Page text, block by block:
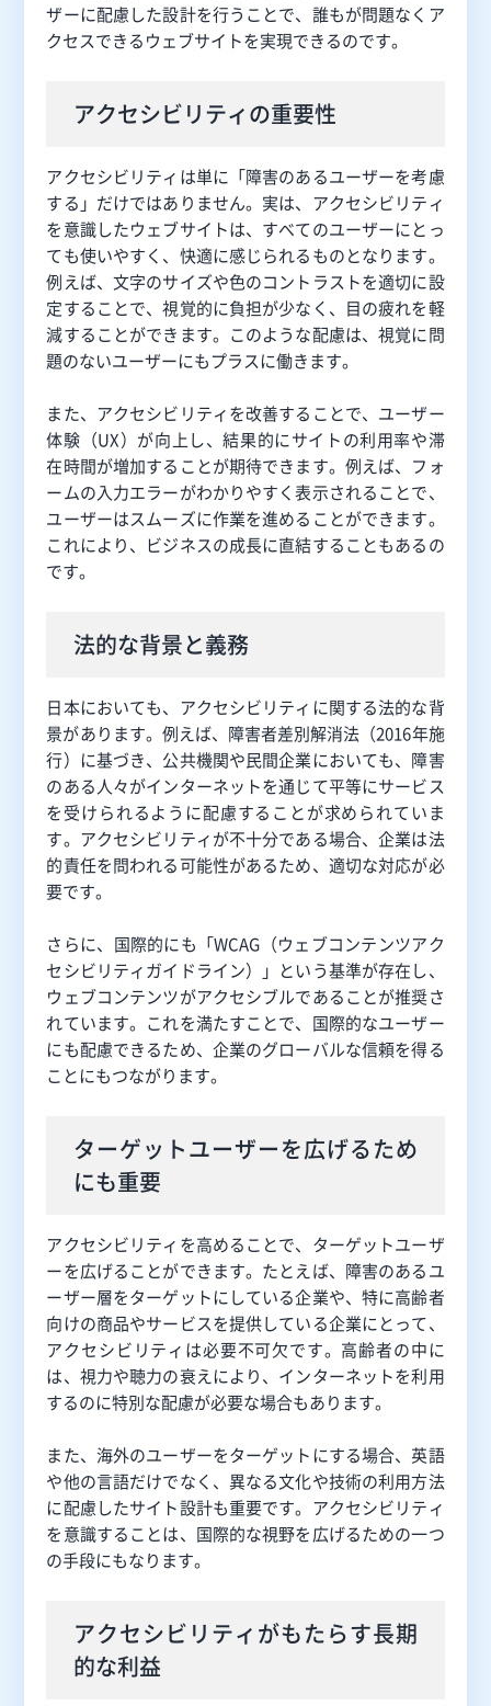
ザーに配慮した設計を行うことで、誰もが問題なくア
クセスできるウェブサイトを実現できるのです。
アクセシビリティの重要性
アクセシビリティは単に「障害のあるユーザーを考慮
する」だけではありません。実は、アクセシビリティ
を意識したウェブサイトは、すべてのユーザーにとっ
ても使いやすく、快適に感じられるものとなります。
例えば、文字のサイズや色のコントラストを適切に設
定することで、視覚的に負担が少なく、目の疲れを軽
減することができます。このような配慮は、視覚に問
題のないユーザーにもプラスに働きます。
また、アクセシビリティを改善することで、ユーザー
体験（UX）が向上し、結果的にサイトの利用率や滞
在時間が増加することが期待できます。例えば、フォ
ームの入力エラーがわかりやすく表示されることで、
ユーザーはスムーズに作業を進めることができます。
これにより、ビジネスの成長に直結することもあるの
です。
法的な背景と義務
日本においても、アクセシビリティに関する法的な背
景があります。例えば、障害者差別解消法（2016年施
行）に基づき、公共機関や民間企業においても、障害
のある人々がインターネットを通じて平等にサービス
を受けられるように配慮することが求められていま
す。アクセシビリティが不十分である場合、企業は法
的責任を問われる可能性があるため、適切な対応が必
要です。
さらに、国際的にも「WCAG（ウェブコンテンツアク
セシビリティガイドライン）」という基準が存在し、
ウェブコンテンツがアクセシブルであることが推奨さ
れています。これを満たすことで、国際的なユーザー
にも配慮できるため、企業のグローバルな信頼を得る
ことにもつながります。
ターゲットユーザーを広げるため
にも重要
アクセシビリティを高めることで、ターゲットユーザ
ーを広げることができます。たとえば、障害のあるユ
ーザー層をターゲットにしている企業や、特に高齢者
向けの商品やサービスを提供している企業にとって、
アクセシビリティは必要不可欠です。高齢者の中に
は、視力や聴力の衰えにより、インターネットを利用
するのに特別な配慮が必要な場合もあります。
また、海外のユーザーをターゲットにする場合、英語
や他の言語だけでなく、異なる文化や技術の利用方法
に配慮したサイト設計も重要です。アクセシビリティ
を意識することは、国際的な視野を広げるための一つ
の手段にもなります。
アクセシビリティがもたらす長期
的な利益